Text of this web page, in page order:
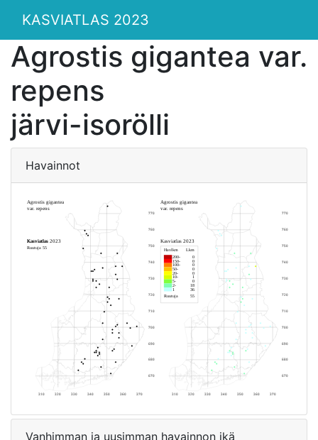
KASVIATLAS 2023
Agrostis gigantea var.
repens
järvi-isorölli
Havainnot
Vanhimman ja uusimman havainnon ikä